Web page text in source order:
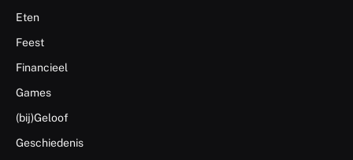
Eten
Feest
Financieel
Games
(bij)Geloof
Geschiedenis